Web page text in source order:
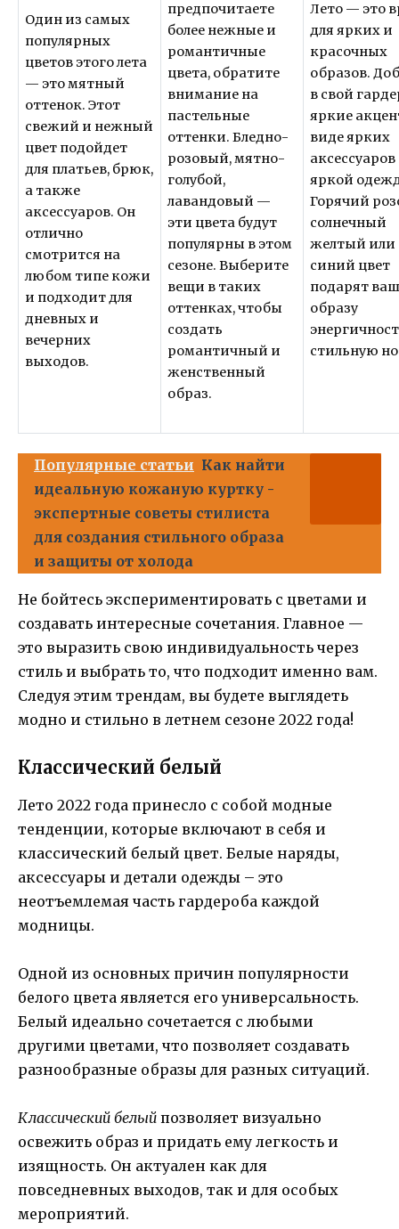
Один из самых
популярных
цветов этого лета
— это мятный
оттенок. Этот
свежий и нежный
цвет подойдет
для платьев, брюк,
а также
аксессуаров. Он
отлично
смотрится на
любом типе кожи
и подходит для
дневных и
вечерних
выходов.
предпочитаете
более нежные и
романтичные
цвета, обратите
внимание на
пастельные
оттенки. Бледно-
розовый, мятно-
голубой,
лавандовый —
эти цвета будут
популярны в этом
сезоне. Выберите
вещи в таких
оттенках, чтобы
создать
романтичный и
женственный
образ.
Лето — это
для ярких и
красочных
образов.
в свой
яркие
виде ярких
яркой
Горячий
солнечный
желтый или
синий цвет
подарят
образу
стильную
Популярные статьи Как найти
идеальную кожаную куртку -
экспертные советы стилиста
для создания стильного образа
и защиты от холода
Не бойтесь экспериментировать с цветами и
создавать интересные сочетания. Главное —
это выразить свою индивидуальность через
стиль и выбрать то, что подходит именно вам.
Следуя этим трендам, вы будете выглядеть
модно и стильно в летнем сезоне 2022 года!
Классический белый
Лето 2022 года принесло с собой модные
тенденции, которые включают в себя и
классический белый цвет. Белые наряды,
аксессуары и детали одежды – это
неотъемлемая часть гардероба каждой
модницы.
Одной из основных причин популярности
белого цвета является его универсальность.
Белый идеально сочетается с любыми
другими цветами, что позволяет создавать
разнообразные образы для разных ситуаций.
Классический белый позволяет визуально
освежить образ и придать ему легкость и
изящность. Он актуален как для
повседневных выходов, так и для особых
мероприятий.